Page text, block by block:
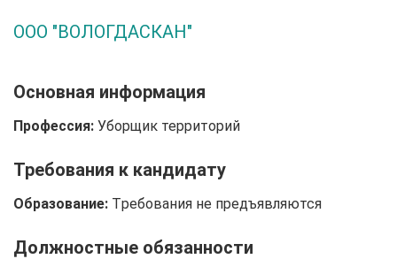
ООО "ВОЛОГДАСКАН"
Основная информация
Профессия: Уборщик территорий
Требования к кандидату
Образование: Tребования не предъявляются
Должностные обязанности